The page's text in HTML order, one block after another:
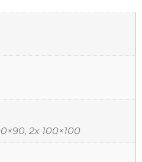
2x 100×100